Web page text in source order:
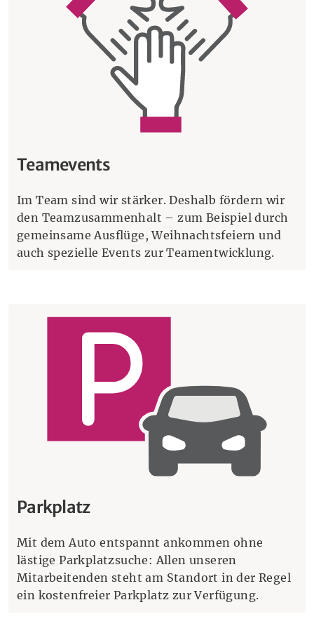
Teamevents
Im Team sind wir stärker. Deshalb fördern wir
den Teamzusammenhalt – zum Beispiel durch
gemeinsame Ausflüge, Weihnachtsfeiern und
auch spezielle Events zur Teamentwicklung.
Parkplatz
Mit dem Auto entspannt ankommen ohne
lästige Parkplatzsuche: Allen unseren
Mitarbeitenden steht am Standort in der Regel
ein kostenfreier Parkplatz zur Verfügung.